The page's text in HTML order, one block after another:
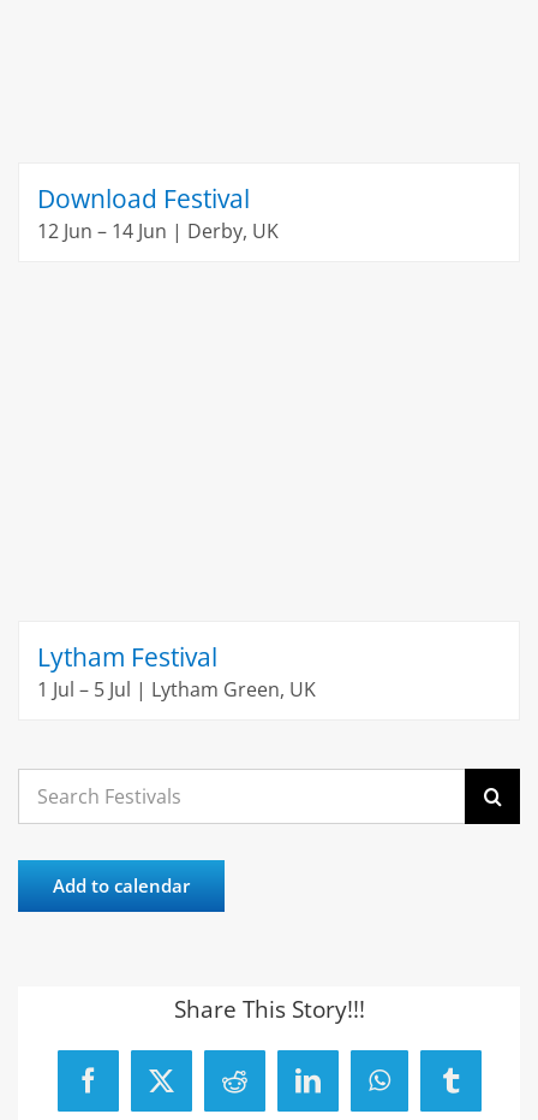
Download Festival
12 Jun – 14 Jun | Derby, UK
Lytham Festival
1 Jul – 5 Jul | Lytham Green, UK
for:
Add to calendar
Share This Story!!!
Facebook
X RedditLinkedInWhatsAppTumblr